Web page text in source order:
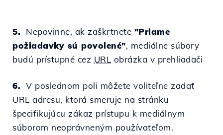
5. Nepovinne, ak zaškrtnete "Priame
požiadavky sú povolené", mediálne súbory
budú prístupné cez URL obrázka v prehliadači
6. V poslednom poli môžete voliteľne zadať
URL adresu, ktorá smeruje na stránku
špecifikujúcu zákaz prístupu k mediálnym
súborom neoprávneným používateľom.